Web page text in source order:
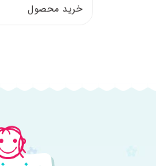
خرید محصول